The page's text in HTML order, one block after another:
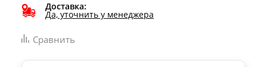
Доставка:
Да, уточнить у менеджера
Сравнить